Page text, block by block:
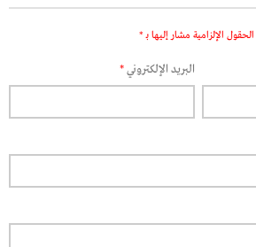
الحقول الإلزامية مشار إليها بـ *
البريد الإلكتروني*